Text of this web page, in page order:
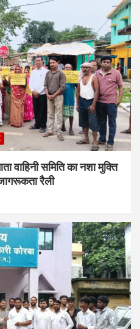
वाहिनी समिति का नशा मुक्ति
रैली